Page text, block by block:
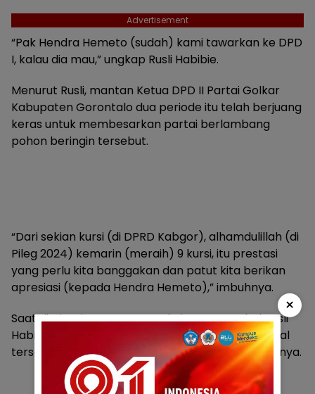
Advertisement
“Pak Hendra Hemeto (sudah) kami tawarkan ke DPD
I, kalau dia mau,” ungkap Rusli Habibie.
Menurut Rusli, mantan Ketua DPD II Partai Golkar
Kabupaten Gorontalo dua periode itu telah berjuang
keras untuk membesarkan partai berlambang
pohon beringin tersebut.
“Dari sekian kursi (di DPRD Kabgor), alhamdulillah (di
Pileg 2024) kemarin (meraih) 9 kursi, itu prestasi
yang perlu kita banggakan dan patut kita berikan
apresiasi (kepada Hendra Hemeto),” imbuhnya.
Saat dimintai tanggapan terkait tawaran dari Rusli
Habibie, Hendra Hemeto menyebutkan, bahwa hal
tersebut merupakan suatu kebanggaan bagi dirinya.
×